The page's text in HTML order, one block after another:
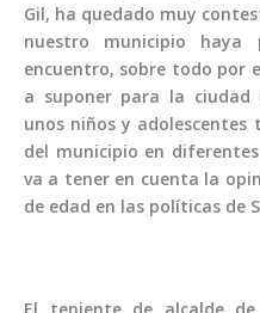
Gil, ha quedado muy
nuestro municipio haya
encuentro, sobre todo por
a suponer para la ciudad
unos niños y
del municipio en
va a tener en cuenta la
de edad en las políticas de
El teniente de alcalde de